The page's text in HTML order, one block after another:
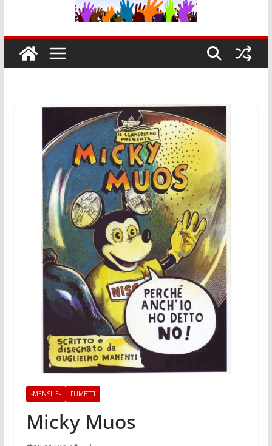
-MENSILE- FUMETTI
Micky Muos